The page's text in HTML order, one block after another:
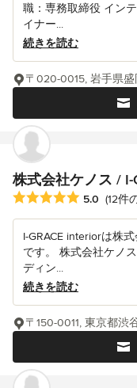
職：専務取締役 イン
イナー...
続きを読む
〒020-0015, 岩手県
株式会社ケノス / I-
平均評価：5つ星中
5.0 (12件
I-GRACE interiorは株
です。 株式会社ケノ
ディン...
続きを読む
〒150-0011, 東京都渋